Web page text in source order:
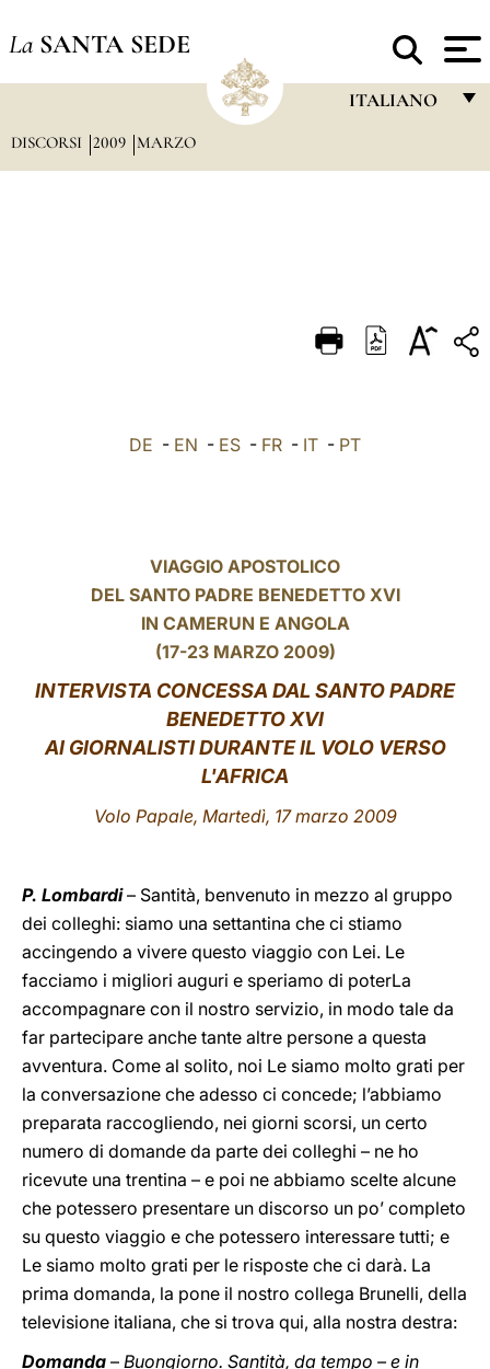
La SANTA SEDE
ITALIANO
DEUTSCH
العربيّة
DISCORSI 2009 MARZO
DE - EN - ES - FR - IT - PT
VIAGGIO APOSTOLICO
DEL SANTO PADRE BENEDETTO XVI
IN CAMERUN E ANGOLA
(17-23 MARZO 2009)
INTERVISTA CONCESSA DAL SANTO PADRE
BENEDETTO XVI
AI GIORNALISTI DURANTE IL VOLO VERSO
L'AFRICA
Volo Papale, Martedì, 17 marzo 2009
P. Lombardi– Santità, benvenuto in mezzo al gruppo
dei colleghi: siamo una settantina che ci stiamo
accingendo a vivere questo viaggio con Lei. Le
facciamo i migliori auguri e speriamo di poterLa
accompagnare con il nostro servizio, in modo tale da
far partecipare anche tante altre persone a questa
avventura. Come al solito, noi Le siamo molto grati per
la conversazione che adesso ci concede; l’abbiamo
preparata raccogliendo, nei giorni scorsi, un certo
numero di domande da parte dei colleghi – ne ho
ricevute una trentina – e poi ne abbiamo scelte alcune
che potessero presentare un discorso un po’ completo
su questo viaggio e che potessero interessare tutti; e
Le siamo molto grati per le risposte che ci darà. La
prima domanda, la pone il nostro collega Brunelli, della
televisione italiana, che si trova qui, alla nostra destra:
Domanda – Buongiorno. Santità, da tempo – e in